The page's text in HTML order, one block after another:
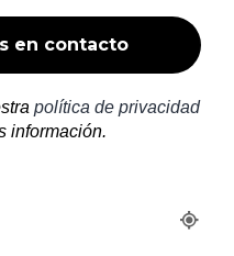
política de privacidad
información.